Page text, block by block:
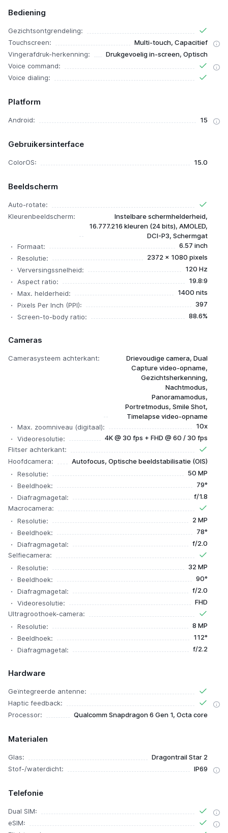
Bediening
Gezichtsontgrendeling:
Touchscreen:
Multi-touch, Capacitief
Vingerafdruk-herkenning:
Drukgevoelig in-screen, Optisch
Voice command:
Voice dialing:
Platform
Android: 15
Gebruikersinterface
ColorOS: 15.0
Beeldscherm
Auto-rotate:
Kleurenbeeldscherm:
Instelbare schermhelderheid,
16.777.216 kleuren (24 bits), AMOLED,
DCI-P3, Schermgat
Formaat:
6.57 inch
Resolutie:
2372 x 1080 pixels
Verversingssnelheid:
120 Hz
Aspect ratio:
19.8:9
Max. helderheid:
1400 nits
Pixels Per Inch (PPI):
397
Screen-to-body ratio:
88.6%
Cameras
Camerasysteem achterkant:
Drievoudige camera, Dual
Capture video-opname,
Gezichtsherkenning,
Nachtmodus,
Panoramamodus,
Portretmodus, Smile Shot,
Timelapse video-opname
Max. zoomniveau (digitaal):
10x
Videoresolutie:
4K @ 30 fps + FHD @ 60 / 30 fps
Flitser achterkant:
Hoofdcamera:
Autofocus, Optische beeldstabilisatie (OIS)
Resolutie:
50 MP
Beeldhoek:
79°
Diafragmagetal:
f/1.8
Macrocamera:
Resolutie:
2 MP
Beeldhoek:
78°
Diafragmagetal:
f/2.0
Selfiecamera:
Resolutie:
32 MP
Beeldhoek:
90°
Diafragmagetal:
f/2.0
Videoresolutie:
FHD
Ultragroothoek-camera:
Resolutie:
8 MP
Beeldhoek:
112°
Diafragmagetal:
f/2.2
Hardware
Geïntegreerde antenne:
Haptic feedback:
Processor:
Qualcomm Snapdragon 6 Gen 1, Octa core
Materialen
Glas:
Dragontrail Star 2
Stof-/waterdicht:
IP69
Telefonie
Dual SIM:
eSIM: